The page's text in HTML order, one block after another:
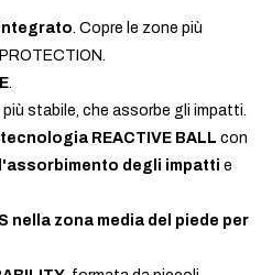
. Copre le zone più
.
più stabile, che assorbe gli impatti.
tecnologia REACTIVE BALL con
degli impatti e
nella zona media del piede per